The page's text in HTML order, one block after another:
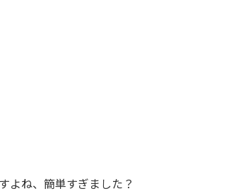
よね、簡単すぎました？